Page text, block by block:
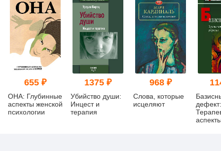
655 ₽
ОНА: Глубинные
аспекты женской
психологии
1375 ₽
Убийство души:
Инцест и
терапия
968 ₽
Слова, которые
исцеляют
дефект: